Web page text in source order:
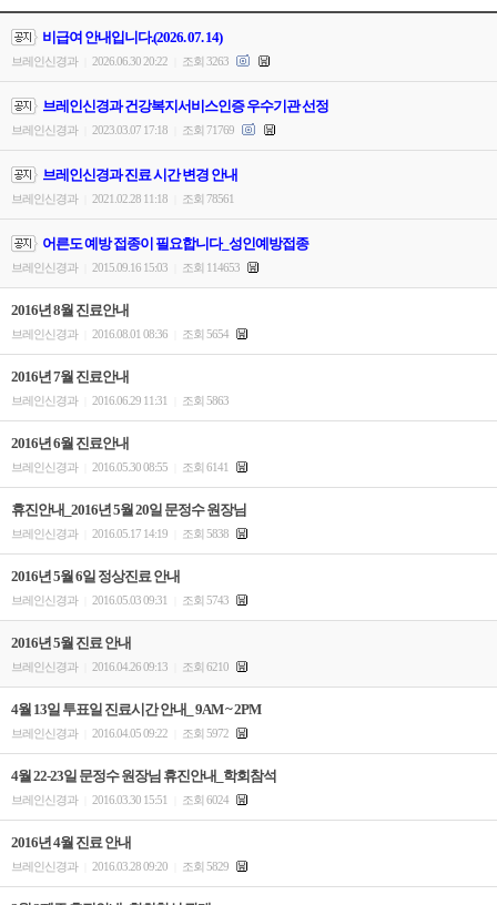
비급여 안내입니다.(2026. 07. 14)
브레인신경과 2026.06.30 20:22 조회 3263
브레인신경과 건강복지서비스인증 우수기관 선정
브레인신경과 2023.03.07 17:18 조회 71769
브레인신경과 진료 시간 변경 안내
브레인신경과 2021.02.28 11:18 조회 78561
어른도 예방 접종이 필요합니다_성인예방접종
브레인신경과 2015.09.16 15:03 조회 114653
2016년 8월 진료안내
브레인신경과 2016.08.01 08:36 조회 5654
2016년 7월 진료안내
브레인신경과 2016.06.29 11:31 조회 5863
2016년 6월 진료안내
브레인신경과 2016.05.30 08:55 조회 6141
휴진안내_2016년 5월 20일 문정수 원장님
브레인신경과 2016.05.17 14:19 조회 5838
2016년 5월 6일 정상진료 안내
브레인신경과 2016.05.03 09:31 조회 5743
2016년 5월 진료 안내
브레인신경과 2016.04.26 09:13 조회 6210
4월 13일 투표일 진료시간 안내_ 9AM ~ 2PM
브레인신경과 2016.04.05 09:22 조회 5972
4월 22-23일 문정수 원장님 휴진안내_학회참석
브레인신경과 2016.03.30 15:51 조회 6024
2016년 4월 진료 안내
브레인신경과 2016.03.28 09:20 조회 5829